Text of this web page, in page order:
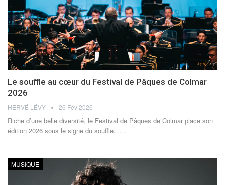
Le souffle au cœur du Festival de Pâques de Colmar
2026
HERVÉ LÉVY 26 Fév 2026
Riche d’une belle diversité, le Festival de Pâques de Colmar place son
édition 2026 sous le signe du souffle. …
MUSIQUE